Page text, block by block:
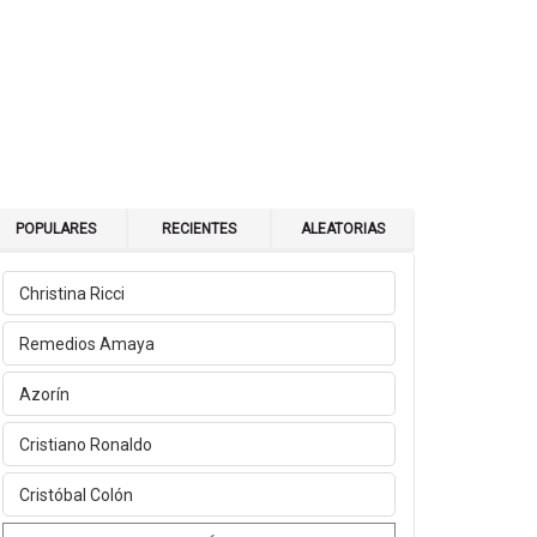
POPULARES RECIENTES ALEATORIAS
Christina Ricci
Remedios Amaya
Azorín
Cristiano Ronaldo
Cristóbal Colón